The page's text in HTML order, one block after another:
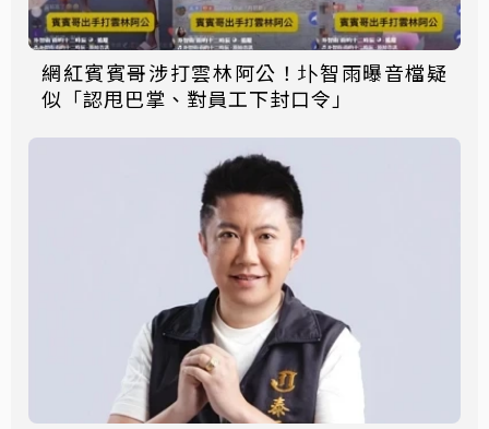
網紅賓賓哥涉打雲林阿公！圤智雨曝音檔疑
似「認甩巴掌、對員工下封口令」